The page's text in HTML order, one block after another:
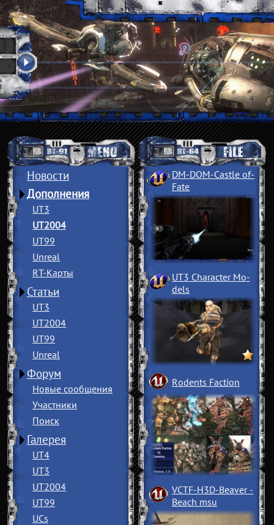
Новости
Дополнения
UT3
UT2004
UT99
Unreal
RT-Карты
Статьи
UT3
UT2004
UT99
Unreal
Форум
Новые сообщения
Участники
Поиск
Галерея
UT4
UT3
UT2004
UT99
UCs
DM-DOM-Castle of­
Fate
UT3 Character Mo­
dels
Rodents Faction
VCTF-H3D-Beaver ­
Beach msu